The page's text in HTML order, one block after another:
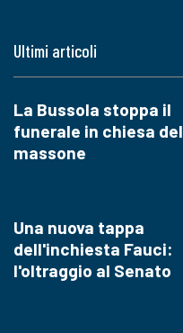
Ultimi articoli
La Bussola stoppa il
funerale in chiesa del
massone
Una nuova tappa
dell'inchiesta Fauci:
l'oltraggio al Senato